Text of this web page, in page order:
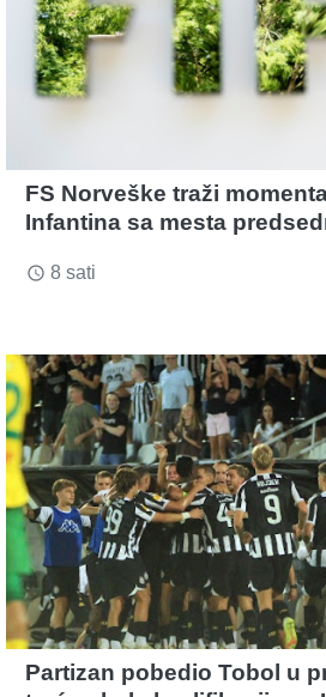
FS Norveške traži
Infantina sa mesta
access_time 8 sati
Partizan pobedio Tobol u